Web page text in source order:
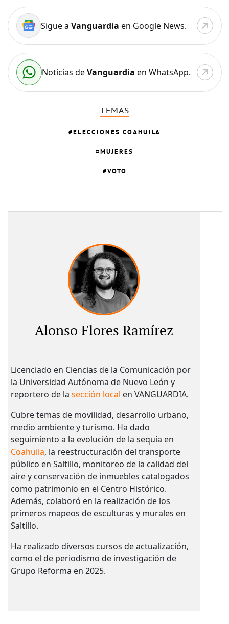
Sigue a Vanguardia en Google News.
Noticias deVanguardia en WhatsApp.
TEMAS
ELECCIONES COAHUILA
MUJERES
VOTO
Alonso Flores Ramírez
Licenciado en Ciencias de la Comunicación por
la Universidad Autónoma de Nuevo León y
reportero de la sección local en VANGUARDIA.
Cubre temas de movilidad, desarrollo urbano,
medio ambiente y turismo. Ha dado
seguimiento a la evolución de la sequía en
Coahuila, la reestructuración del transporte
público en Saltillo, monitoreo de la calidad del
aire y conservación de inmuebles catalogados
como patrimonio en el Centro Histórico.
Además, colaboró en la realización de los
primeros mapeos de esculturas y murales en
Saltillo.
Ha realizado diversos cursos de actualización,
como el de periodismo de investigación de
Grupo Reforma en 2025.